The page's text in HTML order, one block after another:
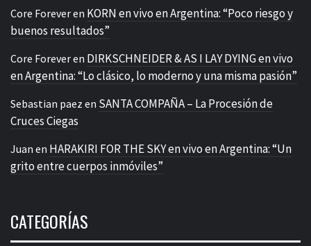
Core Foreveren KORN en vivo en Argentina: “Poco riesgo y
buenos resultados”
Core Foreveren DIRKSCHNEIDER & AS I LAY DYING en vivo
en Argentina: “Lo clásico, lo moderno y una misma pasión”
Sebastian paez en SANTA COMPAÑA – La Procesión de
Cruces Ciegas
Juan en HARAKIRI FOR THE SKY en vivo en Argentina: “Un
grito entre cuerpos inmóviles”
CATEGORÍAS